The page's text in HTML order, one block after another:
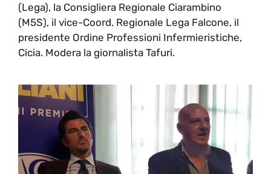
(Lega), la Consigliera Regionale Ciarambino
(M5S), il vice-Coord. Regionale Lega Falcone, il
presidente Ordine Professioni Infermieristiche,
Cicia. Modera la giornalista Tafuri.